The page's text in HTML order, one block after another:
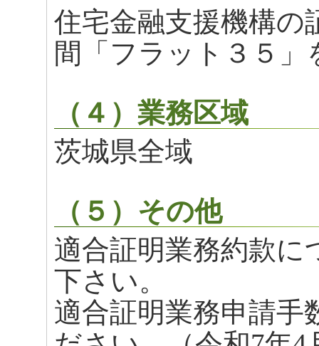
住宅金融支援機構の
間「フラット３５
（４）業務区域
茨城県全域
（５）その他
適合証明業務約款に
下さい。
適合証明業務申請手